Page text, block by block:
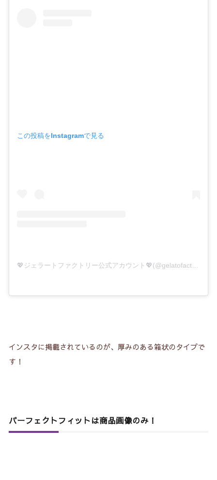
この投稿をInstagramで見る
💖ジェラートファクトリー公式アカウント💖(@gelatofactory_jp)がシェアした投稿
インスタに掲載されているのが、厚みのある箱状のタイプで
す！
パーフェクトフィットは商品画像のみ！